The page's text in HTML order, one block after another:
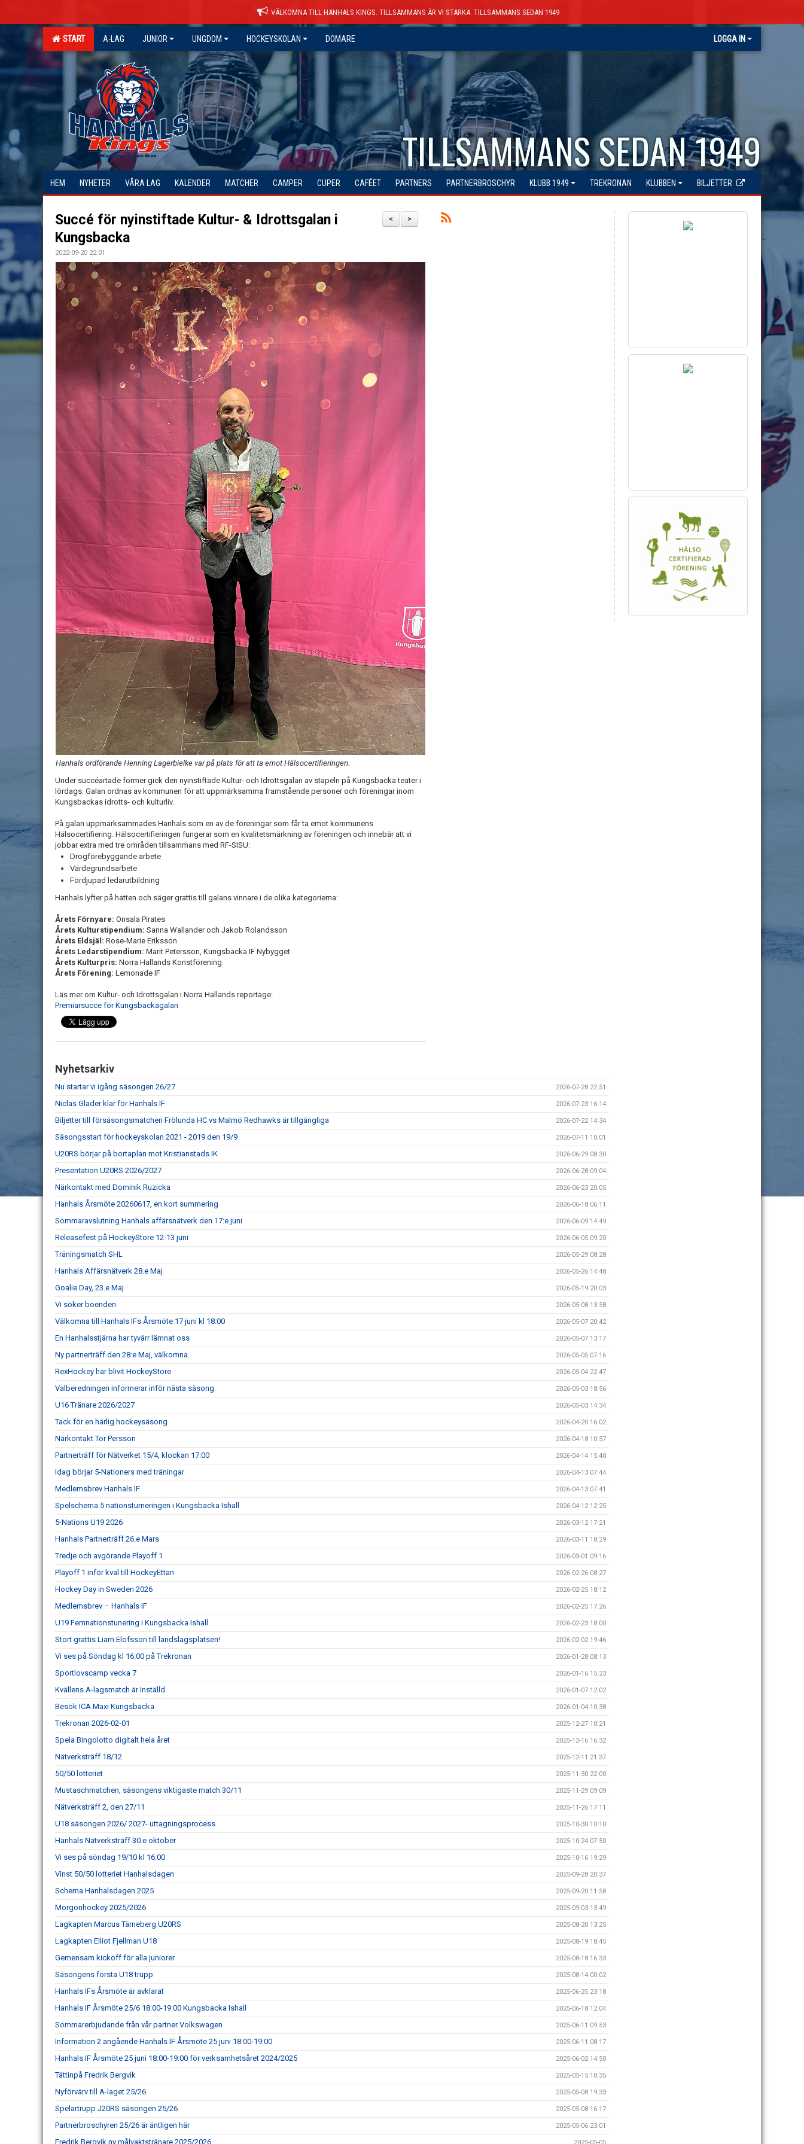
VÄLKOMNA TILL HANHALS KINGS. TILLSAMMANS ÄR VI STARKA. TILLSAMMANS SEDAN 1949
START A-LAG JUNIOR UNGDOM HOCKEYSKOLAN DOMARE LOGGA IN
TILLSAMMANS SEDAN 1949
HEM NYHETER VÅRA LAG KALENDER MATCHER CAMPER CUPER CAFÉET PARTNERS PARTNERBROSCHYR KLUBB 1949 TREKRONAN KLUBBEN BILJETTER
>
<
Succé för nyinstiftade Kultur- & Idrottsgalan i
Kungsbacka
2022-09-20 22:01
Hanhals ordförande Henning Lagerbielke var på plats för att ta emot Hälsocertifieringen.
Under succéartade former gick den nyinstiftade Kultur- och Idrottsgalan av stapeln på Kungsbacka teater i
lördags. Galan ordnas av kommunen för att uppmärksamma framstående personer och föreningar inom
Kungsbackas idrotts- och kulturliv.
På galan uppmärksammades Hanhals som en av de föreningar som får ta emot kommunens
Hälsocertifiering. Hälsocertifieringen fungerar som en kvalitetsmärkning av föreningen och innebär att vi
jobbar extra med tre områden tillsammans med RF-SISU:
Drogförebyggande arbete
Värdegrundsarbete
Fördjupad ledarutbildning
Hanhals lyfter på hatten och säger grattis till galans vinnare i de olika kategorierna:
Årets Förnyare: Onsala Pirates
Årets Kulturstipendium: Sanna Wallander och Jakob Rolandsson
Årets Eldsjäl: Rose-Marie Eriksson
Årets Ledarstipendium: Marit Petersson, Kungsbacka IF Nybygget
Årets Kulturpris: Norra Hallands Konstförening
Årets Förening: Lemonade IF
Läs mer om Kultur- och Idrottsgalan i Norra Hallands reportage:
Premiarsucce för Kungsbackagalan
Nyhetsarkiv
Nu startar vi igång säsongen 26/27 2026-07-28 22:51
Niclas Glader klar för Hanhals IF 2026-07-23 16:14
Biljetter till försäsongsmatchen Frölunda HC vs Malmö Redhawks är tillgängliga 2026-07-22 14:34
Säsongsstart för hockeyskolan 2021 - 2019 den 19/9 2026-07-11 10:01
U20RS börjar på bortaplan mot Kristianstads IK 2026-06-29 08:30
Presentation U20RS 2026/2027 2026-06-28 09:04
Närkontakt med Dominik Ruzicka 2026-06-23 20:05
Hanhals Årsmöte 20260617, en kort summering 2026-06-18 06:11
Sommaravslutning Hanhals affärsnätverk den 17:e juni 2026-06-09 14:49
Releasefest på HockeyStore 12-13 juni 2026-06-05 09:20
Träningsmatch SHL 2026-05-29 08:28
Hanhals Affärsnätverk 28.e Maj 2026-05-26 14:48
Goalie Day, 23.e Maj 2026-05-19 20:03
Vi söker boenden 2026-05-08 13:58
Välkomna till Hanhals IFs Årsmöte 17 juni kl 18:00 2026-05-07 20:42
En Hanhalsstjärna har tyvärr lämnat oss 2026-05-07 13:17
Ny partnerträff den 28:e Maj, välkomna. 2026-05-05 07:16
RexHockey har blivit HockeyStore 2026-05-04 22:47
Valberedningen informerar inför nästa säsong 2026-05-03 18:56
U16 Tränare 2026/2027 2026-05-03 14:34
Tack för en härlig hockeysäsong 2026-04-20 16:02
Närkontakt Tor Persson 2026-04-18 10:57
Partnerträff för Nätverket 15/4, klockan 17:00 2026-04-14 15:40
Idag börjar 5-Nationers med träningar 2026-04-13 07:44
Medlemsbrev Hanhals IF 2026-04-13 07:41
Spelschema 5 nationsturneringen i Kungsbacka Ishall 2026-04-12 12:25
5-Nations U19 2026 2026-03-12 17:21
Hanhals Partnerträff 26.e Mars 2026-03-11 18:29
Tredje och avgörande Playoff 1 2026-03-01 09:16
Playoff 1 inför kval till HockeyEttan 2026-02-26 08:27
Hockey Day in Sweden 2026 2026-02-25 18:12
Medlemsbrev – Hanhals IF 2026-02-25 17:26
U19 Femnationstunering i Kungsbacka Ishall 2026-02-23 18:00
Stort grattis Liam Elofsson till landslagsplatsen! 2026-02-02 19:46
Vi ses på Söndag kl 16:00 på Trekronan 2026-01-28 08:13
Sportlovscamp vecka 7 2026-01-16 15:23
Kvällens A-lagsmatch är Inställd 2026-01-07 12:02
Besök ICA Maxi Kungsbacka 2026-01-04 10:38
Trekronan 2026-02-01 2025-12-27 10:21
Spela Bingolotto digitalt hela året 2025-12-16 16:32
Nätverksträff 18/12 2025-12-11 21:37
50/50 lotteriet 2025-11-30 22:00
Mustaschmatchen, säsongens viktigaste match 30/11 2025-11-29 09:09
Nätverksträff 2, den 27/11 2025-11-26 17:11
U18 säsongen 2026/ 2027- uttagningsprocess 2025-10-30 10:10
Hanhals Nätverksträff 30.e oktober 2025-10-24 07:50
Vi ses på söndag 19/10 kl 16:00 2025-10-16 19:29
Vinst 50/50 lotteriet Hanhalsdagen 2025-09-28 20:37
Schema Hanhalsdagen 2025 2025-09-20 11:58
Morgonhockey 2025/2026 2025-09-03 13:49
Lagkapten Marcus Tärneberg U20RS 2025-08-20 13:25
Lagkapten Elliot Fjellman U18 2025-08-19 18:45
Gemensam kickoff för alla juniorer 2025-08-18 16:33
Säsongens första U18 trupp 2025-08-14 00:02
Hanhals IFs Årsmöte är avklarat 2025-06-25 23:18
Hanhals IF Årsmöte 25/6 18:00-19:00 Kungsbacka Ishall 2025-06-18 12:04
Sommarerbjudande från vår partner Volkswagen 2025-06-11 09:53
Information 2 angående Hanhals IF Årsmöte 25 juni 18:00-19:00 2025-06-11 08:17
Hanhals IF Årsmöte 25 juni 18:00-19:00 för verksamhetsåret 2024/2025 2025-06-02 14:50
Tättinpå Fredrik Bergvik 2025-05-15 10:35
Nyförvärv till A-laget 25/26 2025-05-08 19:33
Spelartrupp J20RS säsongen 25/26 2025-05-08 16:17
Partnerbroschyren 25/26 är äntligen här 2025-05-06 23:01
Fredrik Bergvik ny målvaktstränare 2025/2026 2025-05-05